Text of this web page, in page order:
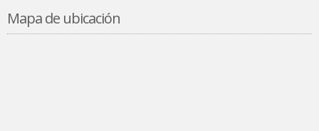
Mapa de ubicación